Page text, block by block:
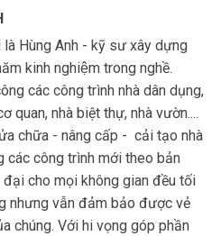
là Hùng Anh - kỹ sư xây dựng
kinh nghiệm trong nghề.
các công trình nhà dân dụng,
quan, nhà biệt thự, nhà vườn....
chữa - nâng cấp - cải tạo nhà
các công trình mới theo bản
đại cho mọi không gian đều tối
nhưng vẫn đảm bảo được vẻ
chúng. Với hi vọng góp phần